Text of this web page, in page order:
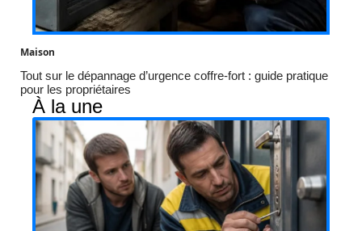
Maison
Tout sur le dépannage d’urgence coffre-fort : guide pratique
pour les propriétaires
À la une